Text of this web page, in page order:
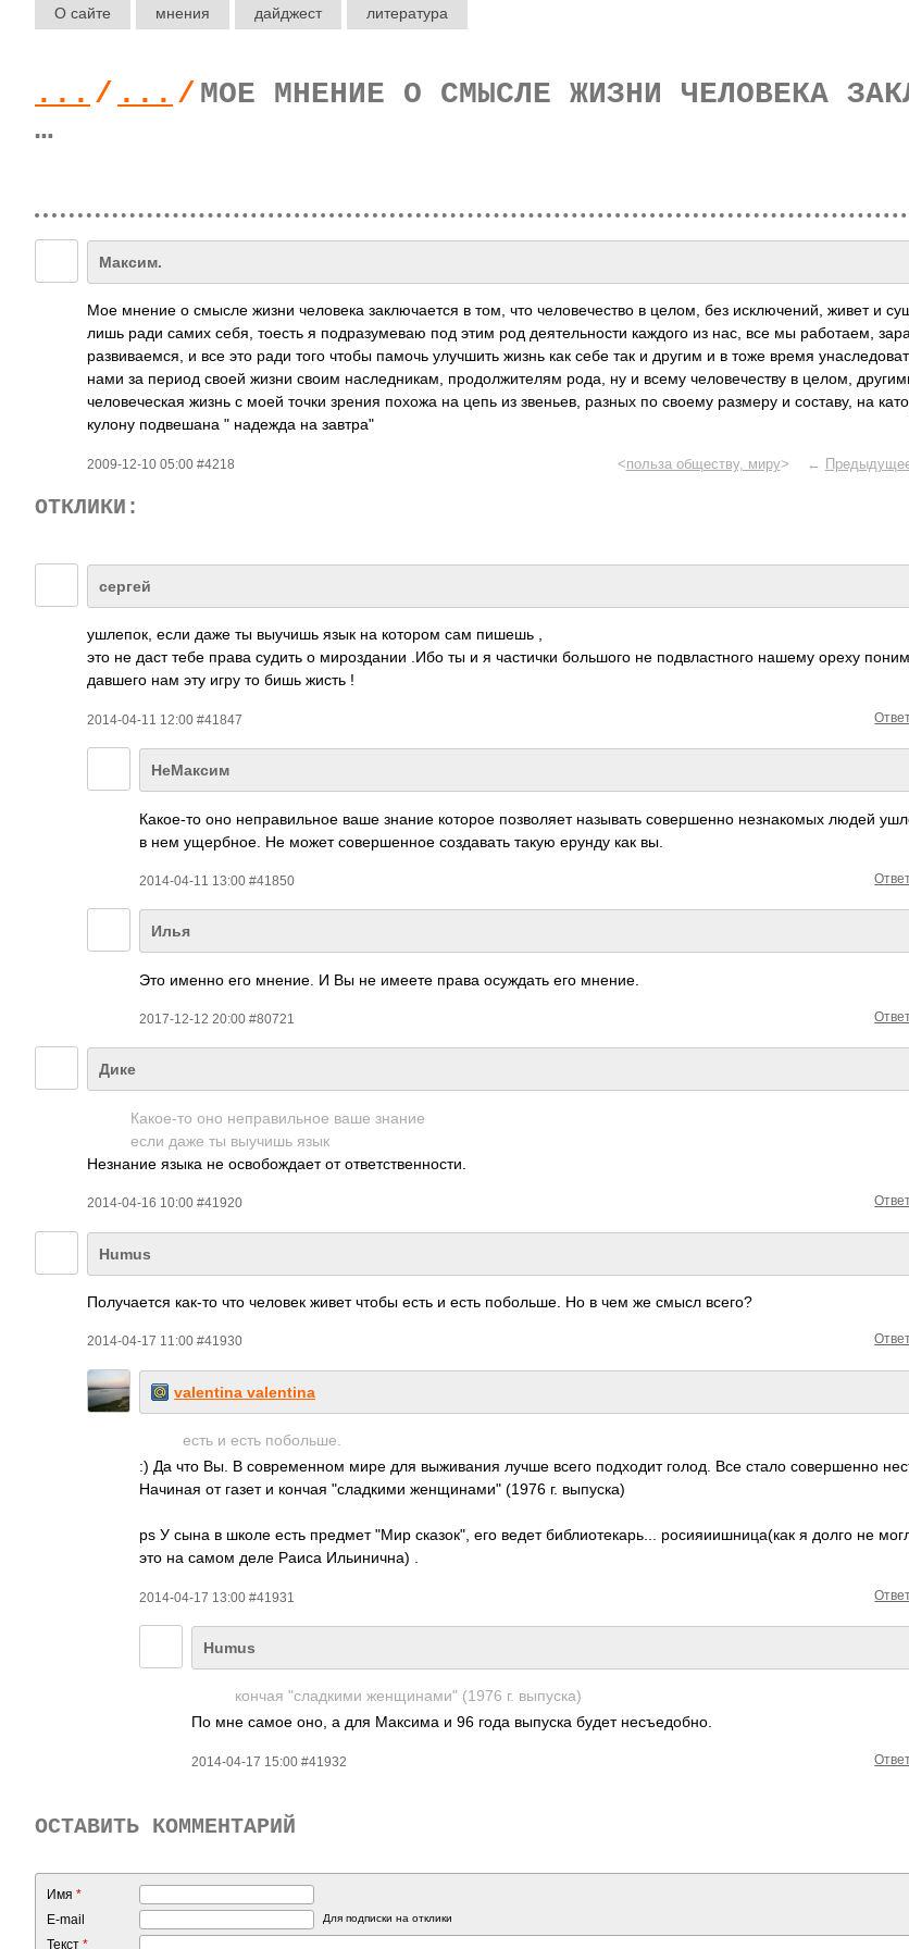
О сайте мнения дайджест литература
... / ... / МОЕ МНЕНИЕ О СМЫСЛЕ ЖИЗНИ ЧЕЛОВЕКА
…
Максим.
Мое мнение о смысле жизни человека заключается в том, что человечество в целом, без исключений, живет и
лишь ради самих себя, тоесть я подразумеваю под этим род деятельности каждого из нас, все мы работаем,
развиваемся, и все это ради того чтобы памочь улучшить жизнь как себе так и другим и в тоже время
нами за период своей жизни своим наследникам, продолжителям рода, ну и всему человечеству в целом,
человеческая жизнь с моей точки зрения похожа на цепь из звеньев, разных по своему размеру и составу, на
кулону подвешана " надежда на завтра"
2009-12-10 05:00 #4218 <польза обществу, миру> ←
ОТКЛИКИ:
сергей
ушлепок, если даже ты выучишь язык на котором сам пишешь ,
это не даст тебе права судить о мироздании .Ибо ты и я частички большого не подвластного нашему ореху
давшего нам эту игру то бишь жисть !
2014-04-11 12:00 #41847
НеМаксим
Какое-то оно неправильное ваше знание которое позволяет называть совершенно незнакомых людей
в нем ущербное. Не может совершенное создавать такую ерунду как вы.
2014-04-11 13:00 #41850
Илья
Это именно его мнение. И Вы не имеете права осуждать его мнение.
2017-12-12 20:00 #80721
Дике
Какое-то оно неправильное ваше знание
если даже ты выучишь язык
Незнание языка не освобождает от ответственности.
2014-04-16 10:00 #41920
Humus
Получается как-то что человек живет чтобы есть и есть побольше. Но в чем же смысл всего?
2014-04-17 11:00 #41930
valentina valentina
есть и есть побольше.
:) Да что Вы. В современном мире для выживания лучше всего подходит голод. Все стало совершенно
Начиная от газет и кончая "сладкими женщинами" (1976 г. выпуска)
ps У сына в школе есть предмет "Мир сказок", его ведет библиотекарь... росияиишница(как я долго не
это на самом деле Раиса Ильинична) .
2014-04-17 13:00 #41931
Humus
кончая "сладкими женщинами" (1976 г. выпуска)
По мне самое оно, а для Максима и 96 года выпуска будет несъедобно.
2014-04-17 15:00 #41932
ОСТАВИТЬ КОММЕНТАРИЙ
Имя *
E-mail
Для подписки на отклики
Текст *